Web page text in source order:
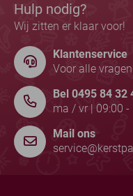
Hulp nodig?
Wij zitten er klaar voor!
Klantenservice
Voor alle vragen
Bel 0495 84 32
ma / vr | 09:00 -
Mail ons